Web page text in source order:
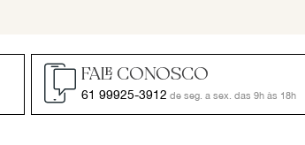
FALE CONOSCO
61 99925-3912 de seg. a sex. das 9h às 18h